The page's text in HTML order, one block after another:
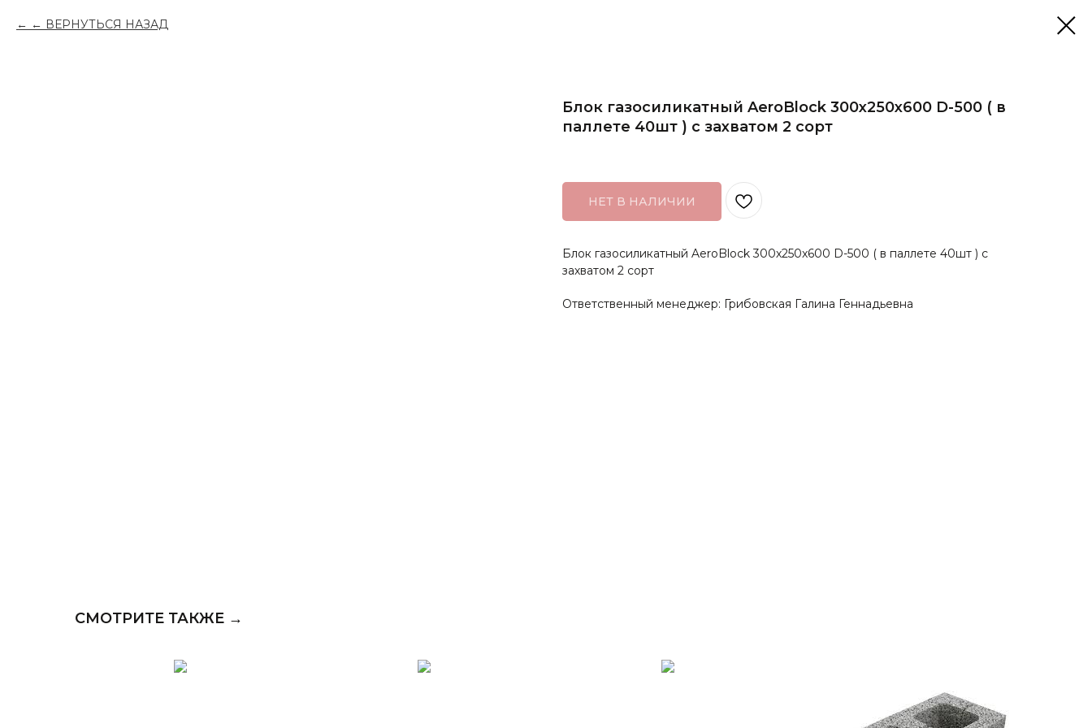
← ВЕРНУТЬСЯ НАЗАД
Блок газосиликатный AeroBlock 300х250x600 D-500 ( в
паллете 40шт ) с захватом 2 сорт
НЕТ В НАЛИЧИИ
Блок газосиликатный AeroBlock 300х250x600 D-500 ( в паллете 40шт ) с
захватом 2 сорт
Ответственный менеджер: Грибовская Галина Геннадьевна
СМОТРИТЕ ТАКЖЕ →